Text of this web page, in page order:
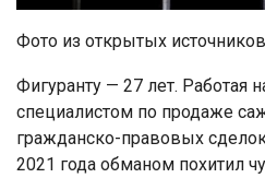
Фото из открытых
Фигуранту — 27 лет. Работая
специалистом по продаже
гражданско-правовых
2021 года обманом похитил